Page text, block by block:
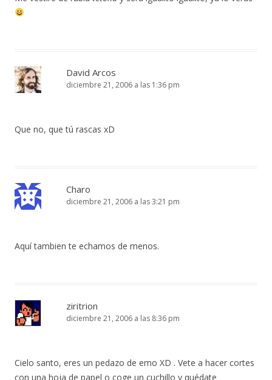
David Arcos
diciembre 21, 2006 a las 1:36 pm
Que no, que tú rascas xD
Charo
diciembre 21, 2006 a las 3:21 pm
Aquí tambien te echamos de menos.
ziritrion
diciembre 21, 2006 a las 8:36 pm
Cielo santo, eres un pedazo de emo XD . Vete a hacer cortes
con una hoja de papel o coge un cuchillo y quédate